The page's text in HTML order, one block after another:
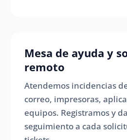
Mesa de ayuda y
remoto
Atendemos incidencias
correo, impresoras,
equipos. Registramos y
seguimiento a cada